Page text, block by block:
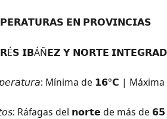
𝗘𝗡 𝗣𝗥𝗢𝗩𝗜𝗡𝗖𝗜𝗔𝗦
𝗜𝗕ÁÑ𝗘𝗭 𝗬 𝗡𝗢𝗥𝗧𝗘
Mínima de 𝟭𝟲°𝗖 | Máxima
Ráfagas del 𝗻𝗼𝗿𝘁𝗲 de más de